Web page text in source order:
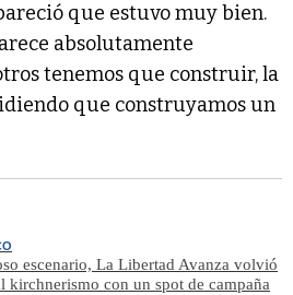
que estuvo muy bien.
absolutamente
tenemos que construir, la
que construyamos un
escenario, La Libertad Avanza volvió
kirchnerismo con un spot de campaña